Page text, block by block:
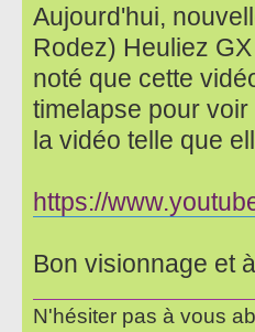
Aujourd'hui,
Rodez) Heuliez
noté que cette
timelapse pour
la vidéo telle que
https://
Bon visionnage et
N'hésiter pas à vous